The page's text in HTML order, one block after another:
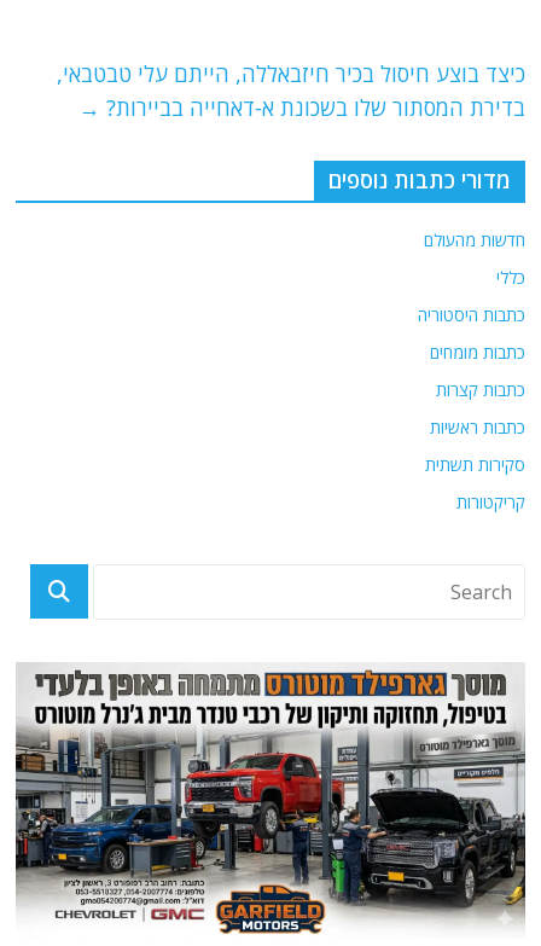
k
כיצד בוצע חיסול בכיר חיזבאללה, הייתם עלי טבטבאי,
בדירת המסתור שלו בשכונת א-דאחייה בביירות? →
מדורי כתבות נוספים
חדשות מהעולם
כללי
כתבות היסטוריה
כתבות מומחים
כתבות קצרות
כתבות ראשיות
סקירות תשתית
קריקטורות